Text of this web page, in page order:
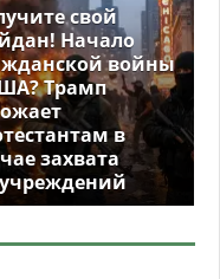
свой
Начало
войны
Трамп
в
захвата